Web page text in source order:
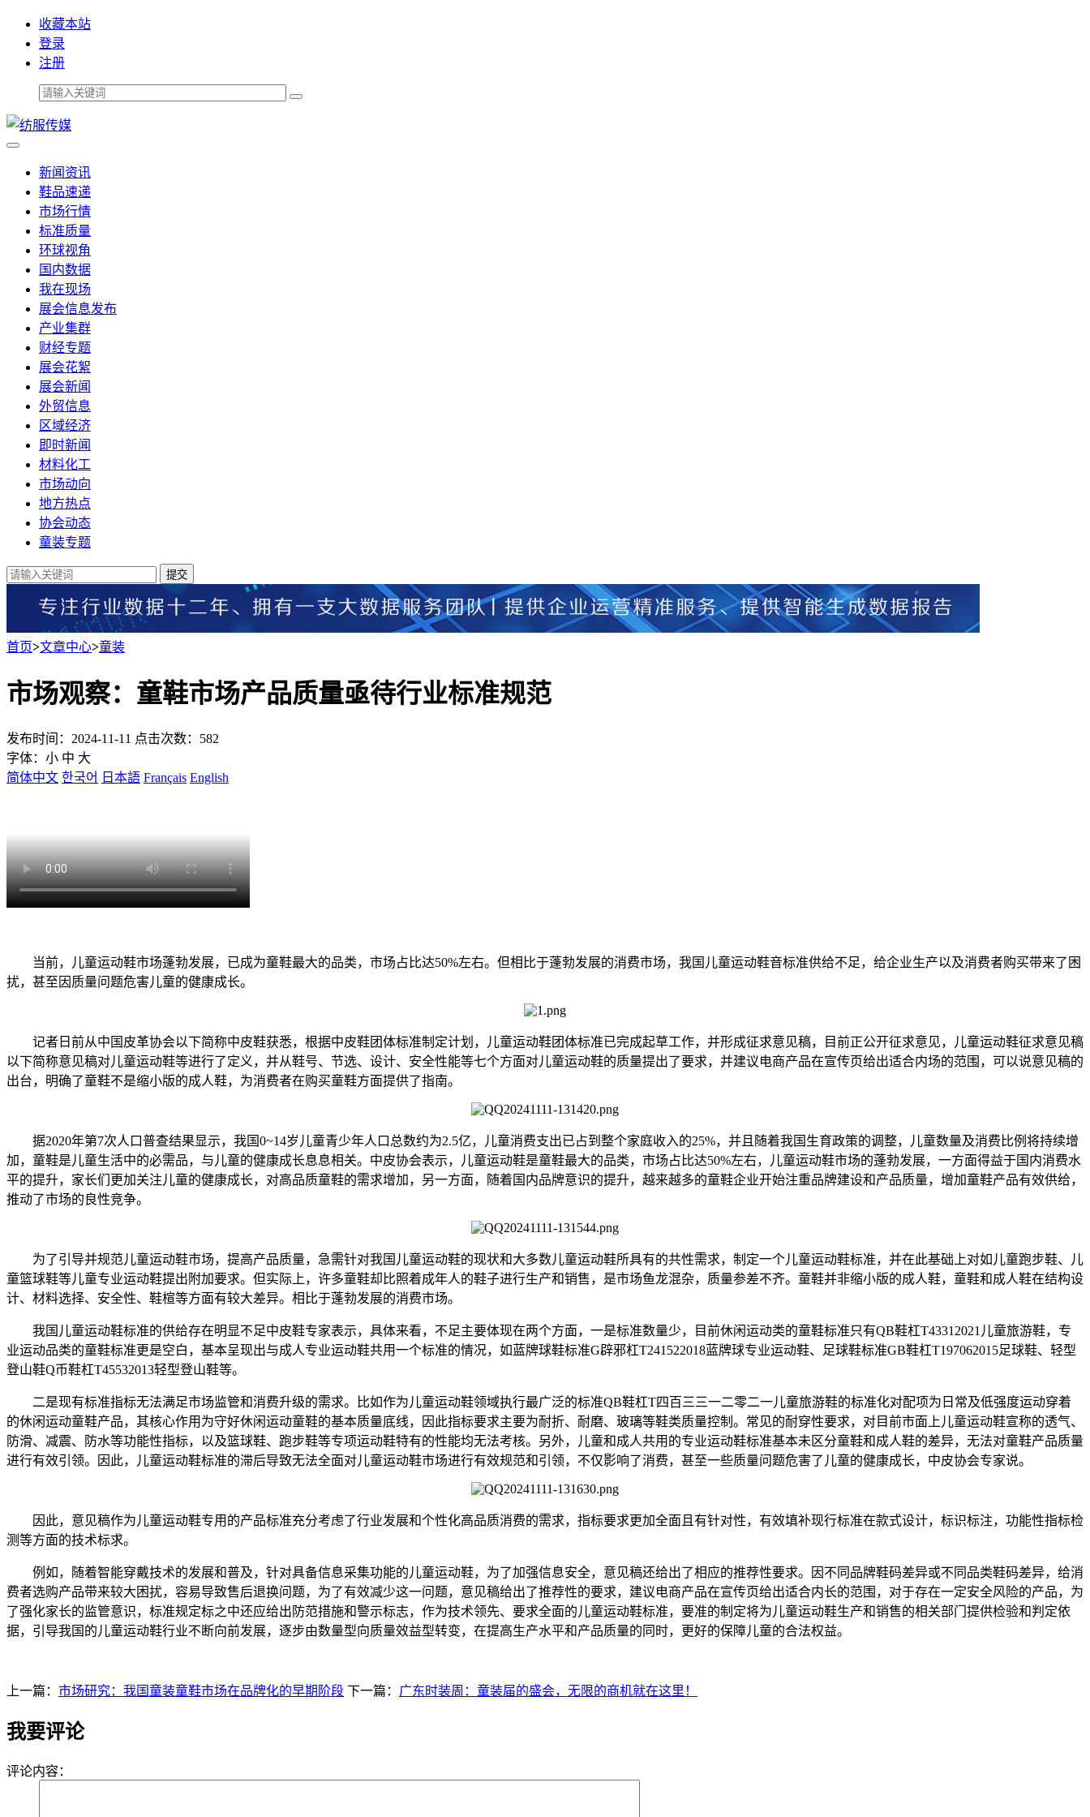
收藏本站
登录
注册
新闻资讯
鞋品速递
市场行情
标准质量
环球视角
国内数据
我在现场
展会信息发布
产业集群
财经专题
展会花絮
展会新闻
外贸信息
区域经济
即时新闻
材料化工
市场动向
地方热点
协会动态
童装专题
提交
首页>文章中心>童装
市场观察：童鞋市场产品质量亟待行业标准规范
发布时间：2024-11-11 点击次数：582
字体： 小 中 大
简体中文 한국어 日本語 Français English
当前，儿童运动鞋市场蓬勃发展，已成为童鞋最大的品类，市场占比达50%左右。但相比于蓬勃发展的消费市场，我国儿童运动鞋音标准供给不足，给企业生产以及消费者购买带来了困
扰，甚至因质量问题危害儿童的健康成长。
记者日前从中国皮革协会以下简称中皮鞋获悉，根据中皮鞋团体标准制定计划，儿童运动鞋团体标准已完成起草工作，并形成征求意见稿，目前正公开征求意见，儿童运动鞋征求意见稿
以下简称意见稿对儿童运动鞋等进行了定义，并从鞋号、节选、设计、安全性能等七个方面对儿童运动鞋的质量提出了要求，并建议电商产品在宣传页给出适合内场的范围，可以说意见稿的
出台，明确了童鞋不是缩小版的成人鞋，为消费者在购买童鞋方面提供了指南。
据2020年第7次人口普查结果显示，我国0~14岁儿童青少年人口总数约为2.5亿，儿童消费支出已占到整个家庭收入的25%，并且随着我国生育政策的调整，儿童数量及消费比例将持续增
加，童鞋是儿童生活中的必需品，与儿童的健康成长息息相关。中皮协会表示，儿童运动鞋是童鞋最大的品类，市场占比达50%左右，儿童运动鞋市场的蓬勃发展，一方面得益于国内消费水
平的提升，家长们更加关注儿童的健康成长，对高品质童鞋的需求增加，另一方面，随着国内品牌意识的提升，越来越多的童鞋企业开始注重品牌建设和产品质量，增加童鞋产品有效供给，
推动了市场的良性竞争。
为了引导并规范儿童运动鞋市场，提高产品质量，急需针对我国儿童运动鞋的现状和大多数儿童运动鞋所具有的共性需求，制定一个儿童运动鞋标准，并在此基础上对如儿童跑步鞋、儿
童篮球鞋等儿童专业运动鞋提出附加要求。但实际上，许多童鞋却比照着成年人的鞋子进行生产和销售，是市场鱼龙混杂，质量参差不齐。童鞋并非缩小版的成人鞋，童鞋和成人鞋在结构设
计、材料选择、安全性、鞋楦等方面有较大差异。相比于蓬勃发展的消费市场。
我国儿童运动鞋标准的供给存在明显不足中皮鞋专家表示，具体来看，不足主要体现在两个方面，一是标准数量少，目前休闲运动类的童鞋标准只有QB鞋杠T43312021儿童旅游鞋，专
业运动品类的童鞋标准更是空白，基本呈现出与成人专业运动鞋共用一个标准的情况，如蓝牌球鞋标准G辟邪杠T241522018蓝牌球专业运动鞋、足球鞋标准GB鞋杠T197062015足球鞋、轻型
登山鞋Q币鞋杠T45532013轻型登山鞋等。
二是现有标准指标无法满足市场监管和消费升级的需求。比如作为儿童运动鞋领域执行最广泛的标准QB鞋杠T四百三三一二零二一儿童旅游鞋的标准化对配项为日常及低强度运动穿着
的休闲运动童鞋产品，其核心作用为守好休闲运动童鞋的基本质量底线，因此指标要求主要为耐折、耐磨、玻璃等鞋类质量控制。常见的耐穿性要求，对目前市面上儿童运动鞋宣称的透气、
防滑、减震、防水等功能性指标，以及篮球鞋、跑步鞋等专项运动鞋特有的性能均无法考核。另外，儿童和成人共用的专业运动鞋标准基本未区分童鞋和成人鞋的差异，无法对童鞋产品质量
进行有效引领。因此，儿童运动鞋标准的滞后导致无法全面对儿童运动鞋市场进行有效规范和引领，不仅影响了消费，甚至一些质量问题危害了儿童的健康成长，中皮协会专家说。
因此，意见稿作为儿童运动鞋专用的产品标准充分考虑了行业发展和个性化高品质消费的需求，指标要求更加全面且有针对性，有效填补现行标准在款式设计，标识标注，功能性指标检
测等方面的技术标求。
例如，随着智能穿戴技术的发展和普及，针对具备信息采集功能的儿童运动鞋，为了加强信息安全，意见稿还给出了相应的推荐性要求。因不同品牌鞋码差异或不同品类鞋码差异，给消
费者选购产品带来较大困扰，容易导致售后退换问题，为了有效减少这一问题，意见稿给出了推荐性的要求，建议电商产品在宣传页给出适合内长的范围，对于存在一定安全风险的产品，为
了强化家长的监管意识，标准规定标之中还应给出防范措施和警示标志，作为技术领先、要求全面的儿童运动鞋标准，要准的制定将为儿童运动鞋生产和销售的相关部门提供检验和判定依
据，引导我国的儿童运动鞋行业不断向前发展，逐步由数量型向质量效益型转变，在提高生产水平和产品质量的同时，更好的保障儿童的合法权益。
上一篇： 市场研究：我国童装童鞋市场在品牌化的早期阶段 下一篇： 广东时装周：童装届的盛会，无限的商机就在这里！
我要评论
评论内容：